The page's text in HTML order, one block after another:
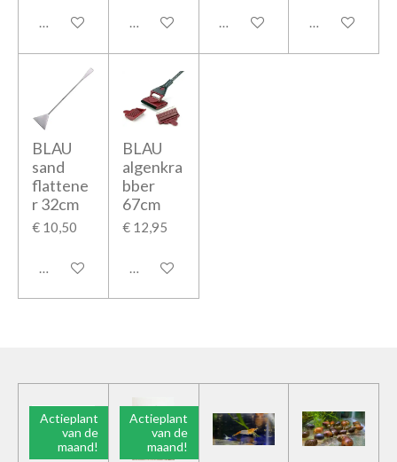
In winkelwagen In winkelwagen In winkelwagen In
BLAU
sand
flattene
r 32cm
€ 10,50
In winkelwagen
BLAU
algenkra
bber
67cm
€ 12,95
In winkelwagen
Actieplant
van de
maand!
Actieplant
van de
maand!